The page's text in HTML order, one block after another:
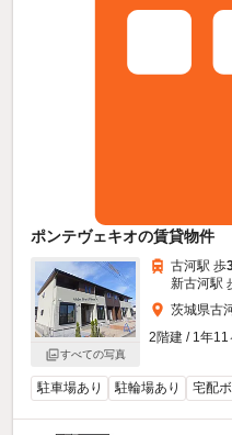
ポンテヴェキオの賃貸物件
すべての写真
古河駅 歩
新古河駅
茨城県古
2階建 / 1年11
駐車場あり 駐輪場あり 宅配